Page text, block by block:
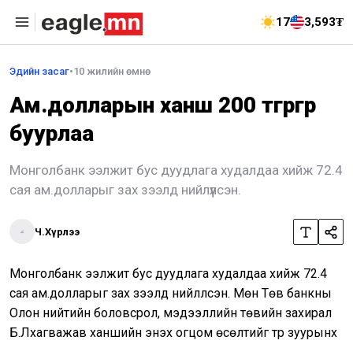
17 3,593₮
Эдийн засаг•10 жилийн өмнө
Ам.долларын ханш 200 төгрөгөөр
буурлаа
Монголбанк ээлжит бус дуудлага худалдаа хийж 72.4
сая ам.долларыг зах зээлд нийлүүлсэн.
Ч.Хүрлээ
Монголбанк ээлжит бус дуудлага худалдаа хийж 72.4
сая ам.долларыг зах зээлд нийлүүлсэн. Мөн Төв банкны
Олон нийтийн боловсрол, мэдээллийн төвийн захирал
Б.Лхагважав ханшийн энэхүү огцом өсөлтийг түр зуурынх